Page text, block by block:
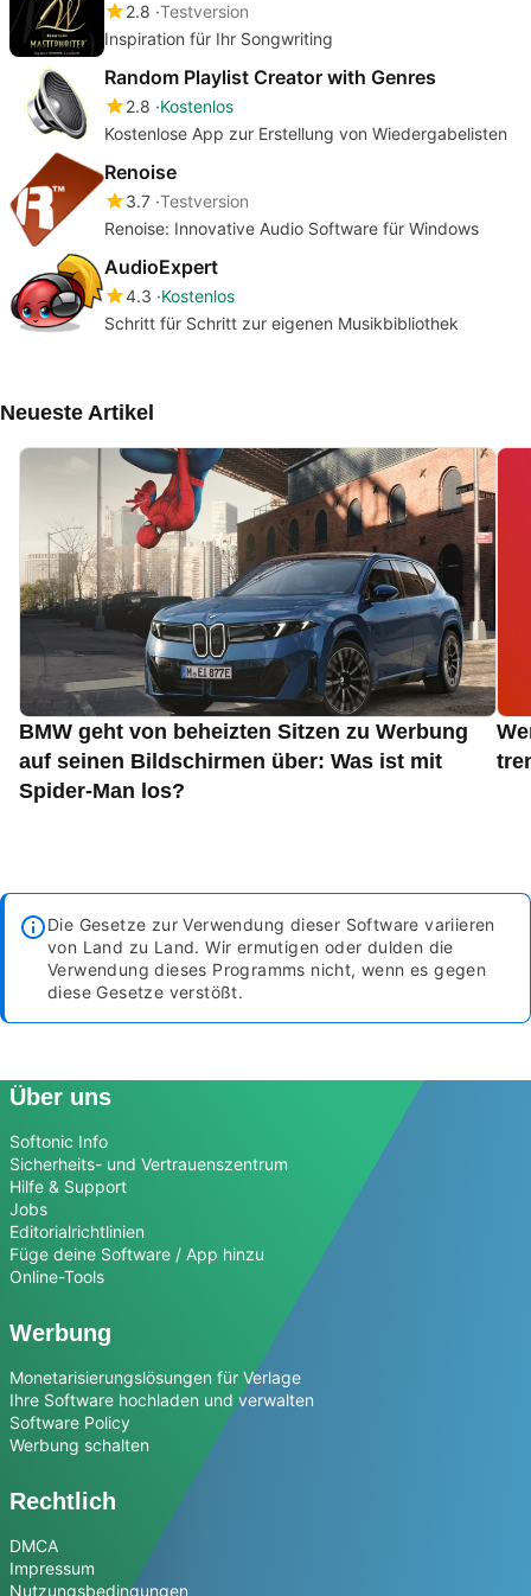
2.8 Testversion
Inspiration für Ihr Songwriting
Random Playlist Creator with Genres
2.8 Kostenlos
Kostenlose App zur Erstellung von Wiedergabelisten
Renoise
3.7 Testversion
Renoise: Innovative Audio Software für Windows
AudioExpert
4.3 Kostenlos
Schritt für Schritt zur eigenen Musikbibliothek
Neueste Artikel
BMW geht von beheizten Sitzen zu Werbung
auf seinen Bildschirmen über: Was ist mit
Spider-Man los?
Die Gesetze zur Verwendung dieser Software variieren
von Land zu Land. Wir ermutigen oder dulden die
Verwendung dieses Programms nicht, wenn es gegen
diese Gesetze verstößt.
Über uns
Softonic Info
Sicherheits- und Vertrauenszentrum
Hilfe & Support
Jobs
Editorialrichtlinien
Füge deine Software / App hinzu
Online-Tools
Werbung
Monetarisierungslösungen für Verlage
Ihre Software hochladen und verwalten
Software Policy
Werbung schalten
Rechtlich
DMCA
Impressum
Nutzungsbedingungen